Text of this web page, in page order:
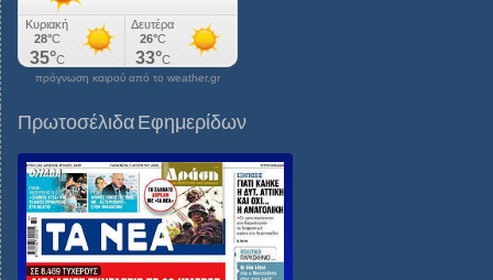
πρόγνωση καιρού από το weather.gr
Πρωτοσέλιδα Εφημερίδων